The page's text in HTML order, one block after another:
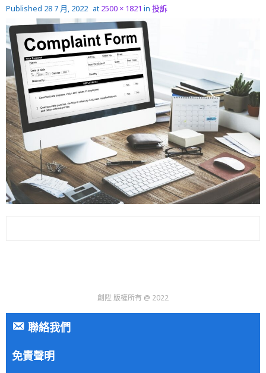
Published 28 7 月, 2022 at 2500 × 1821 in 投訴
創陞 版權所有 @ 2022
聯絡我們
免責聲明